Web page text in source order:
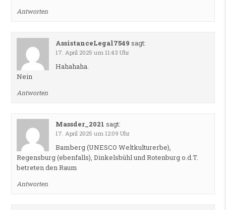
Antworten
AssistanceLegal7549 sagt:
17. April 2025 um 11:43 Uhr
Hahahaha.
Nein
Antworten
Massder_2021 sagt:
17. April 2025 um 12:09 Uhr
Bamberg (UNESCO Weltkulturerbe),
Regensburg (ebenfalls), Dinkelsbühl und Rotenburg o.d.T.
betreten den Raum
Antworten